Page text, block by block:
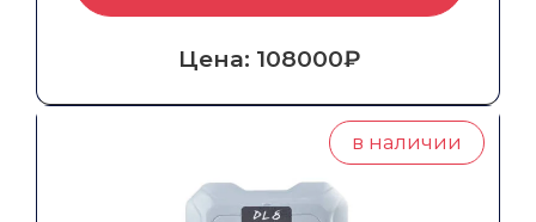
Цена: 108000₽
в наличии